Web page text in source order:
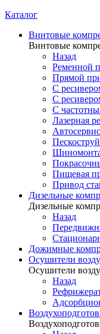
Каталог
Винтовые
Винтовые
Назад
Ременной
Прямой
С
С
С
Лазерная
Автосервис
Пищевая
Привод
Дизельные
Дизельные
Назад
Дожимные
Осушители
Осушители
Назад